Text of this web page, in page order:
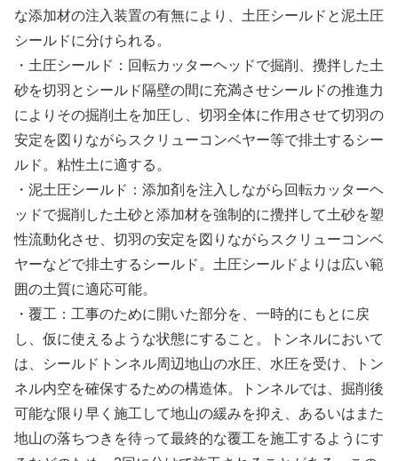
な添加材の注入装置の有無により、土圧シールドと泥土圧
シールドに分けられる。
・土圧シールド：回転カッターヘッドで掘削、攪拌した土
砂を切羽とシールド隔壁の間に充満させシールドの推進力
によりその掘削土を加圧し、切羽全体に作用させて切羽の
安定を図りながらスクリューコンベヤー等で排土するシー
ルド。粘性土に適する。
・泥土圧シールド：添加剤を注入しながら回転カッターヘ
ッドで掘削した土砂と添加材を強制的に攪拌して土砂を塑
性流動化させ、切羽の安定を図りながらスクリューコンベ
ヤーなどで排土するシールド。土圧シールドよりは広い範
囲の土質に適応可能。
・覆工：工事のために開いた部分を、一時的にもとに戻
し、仮に使えるような状態にすること。トンネルにおいて
は、シールドトンネル周辺地山の水圧、水圧を受け、トン
ネル内空を確保するための構造体。トンネルでは、掘削後
可能な限り早く施工して地山の緩みを抑え、あるいはまた
地山の落ちつきを待って最終的な覆工を施工するようにす